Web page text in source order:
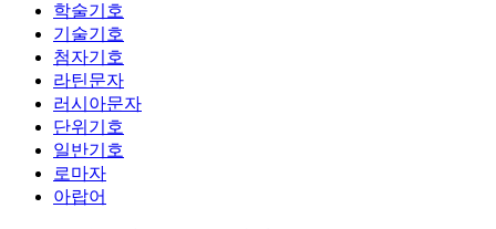
학술기호
기술기호
첨자기호
라틴문자
러시아문자
단위기호
일반기호
로마자
아랍어